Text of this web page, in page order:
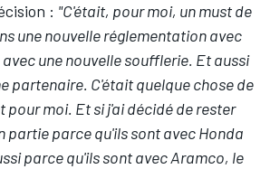
: "C'était, pour moi, un must de
une nouvelle réglementation avec
une nouvelle soufflerie. Et aussi
partenaire. C'était quelque chose de
moi. Et si j'ai décidé de rester
partie parce qu'ils sont avec Honda
parce qu'ils sont avec Aramco, le